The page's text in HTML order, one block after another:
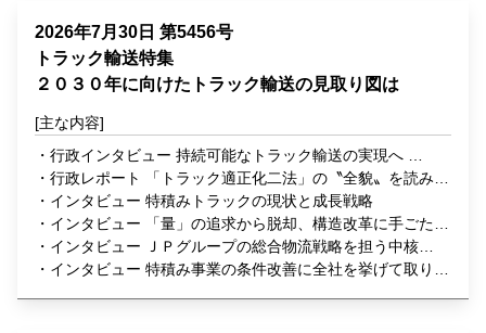
2026年7月30日 第5456号
トラック輸送特集
２０３０年に向けたトラック輸送の見取り図は
行政インタビュー 持続可能なトラック輸送の実現へ 国
土交通省 物流・自動車局 貨物流通事業課長 指田 徹 氏
行政レポート 「トラック適正化二法」の〝全貌〟を読み解
く インタビュー 特積みトラックの現状と成長戦略
インタビュー 「量」の追求から脱却、構造改革に手ごたえ
エスラインギフ 代表取締役社長 堀江繁幸 氏
インタビュー ＪＰグループの総合物流戦略を担う中核企
業に ＪＰロジスティクス 代表取締役社長 安達 章 氏
インタビュー 特積み事業の条件改善に全社を挙げて取り組